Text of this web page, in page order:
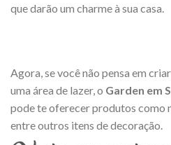
que darão um charme à sua casa.
Agora, se você não pensa em
uma área de lazer, o Garden em
pode te oferecer produtos como
entre outros itens de decoração.